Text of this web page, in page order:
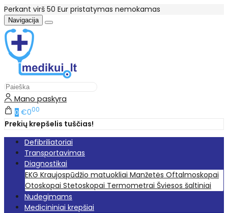
Perkant virš 50 Eur pristatymas nemokamas
Navigacija
Mano paskyra
0 €000
Prekių krepšelis tuščias!
Defibriliatoriai
Transportavimas
Diagnostikai
EKG Kraujospūdžio matuokliai Manžetės Oftalmoskopai
Otoskopai Stetoskopai Termometrai Šviesos šaltiniai
Nudegimams
Medicininiai krepšiai